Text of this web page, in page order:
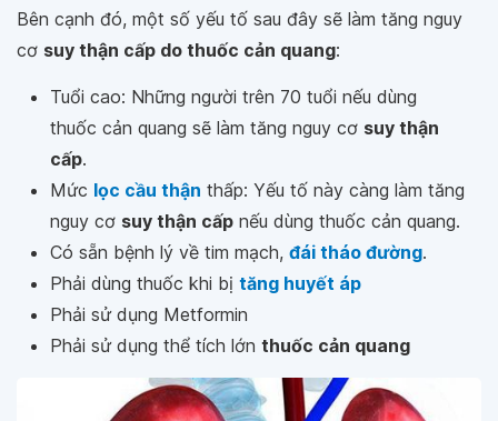
Bên cạnh đó, một số yếu tố sau đây sẽ làm tăng nguy
cơ suy thận cấp do thuốc cản quang:
Tuổi cao: Những người trên 70 tuổi nếu dùng
thuốc cản quang sẽ làm tăng nguy cơ suy thận
cấp.
Mức lọc cầu thận thấp: Yếu tố này càng làm tăng
nguy cơ suy thận cấp nếu dùng thuốc cản quang.
Có sẵn bệnh lý về tim mạch, đái tháo đường.
Phải dùng thuốc khi bị tăng huyết áp
Phải sử dụng Metformin
Phải sử dụng thể tích lớn thuốc cản quang